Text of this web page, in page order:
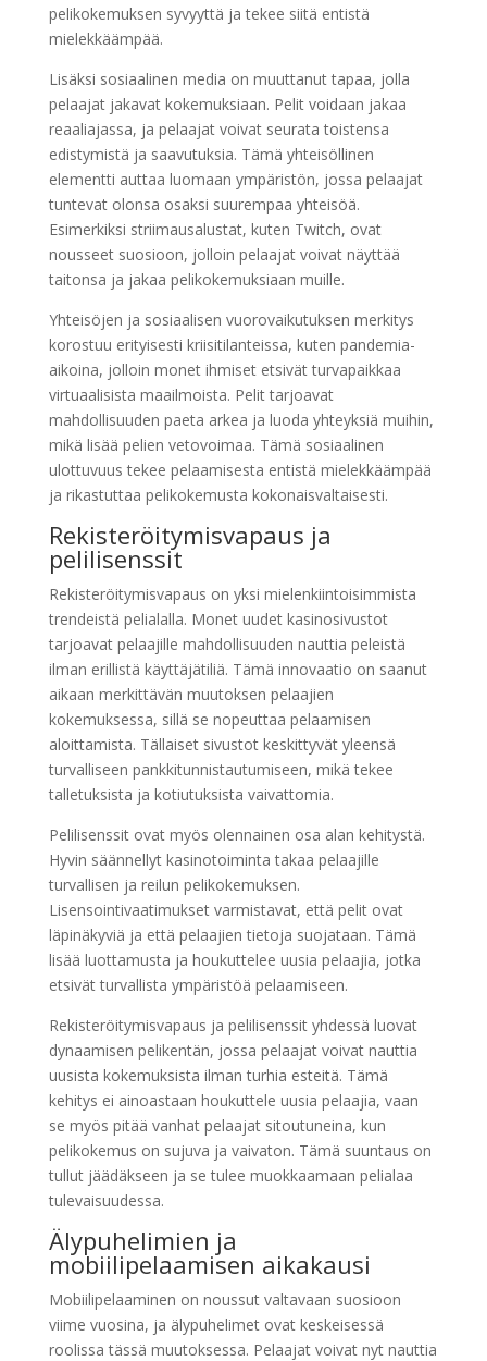
pelikokemuksen syvyyttä ja tekee siitä entistä
mielekkäämpää.
Lisäksi sosiaalinen media on muuttanut tapaa, jolla
pelaajat jakavat kokemuksiaan. Pelit voidaan jakaa
reaaliajassa, ja pelaajat voivat seurata toistensa
edistymistä ja saavutuksia. Tämä yhteisöllinen
elementti auttaa luomaan ympäristön, jossa pelaajat
tuntevat olonsa osaksi suurempaa yhteisöä.
Esimerkiksi striimausalustat, kuten Twitch, ovat
nousseet suosioon, jolloin pelaajat voivat näyttää
taitonsa ja jakaa pelikokemuksiaan muille.
Yhteisöjen ja sosiaalisen vuorovaikutuksen merkitys
korostuu erityisesti kriisitilanteissa, kuten pandemia-
aikoina, jolloin monet ihmiset etsivät turvapaikkaa
virtuaalisista maailmoista. Pelit tarjoavat
mahdollisuuden paeta arkea ja luoda yhteyksiä muihin,
mikä lisää pelien vetovoimaa. Tämä sosiaalinen
ulottuvuus tekee pelaamisesta entistä mielekkäämpää
ja rikastuttaa pelikokemusta kokonaisvaltaisesti.
Rekisteröitymisvapaus ja
pelilisenssit
Rekisteröitymisvapaus on yksi mielenkiintoisimmista
trendeistä pelialalla. Monet uudet kasinosivustot
tarjoavat pelaajille mahdollisuuden nauttia peleistä
ilman erillistä käyttäjätiliä. Tämä innovaatio on saanut
aikaan merkittävän muutoksen pelaajien
kokemuksessa, sillä se nopeuttaa pelaamisen
aloittamista. Tällaiset sivustot keskittyvät yleensä
turvalliseen pankkitunnistautumiseen, mikä tekee
talletuksista ja kotiutuksista vaivattomia.
Pelilisenssit ovat myös olennainen osa alan kehitystä.
Hyvin säännellyt kasinotoiminta takaa pelaajille
turvallisen ja reilun pelikokemuksen.
Lisensointivaatimukset varmistavat, että pelit ovat
läpinäkyviä ja että pelaajien tietoja suojataan. Tämä
lisää luottamusta ja houkuttelee uusia pelaajia, jotka
etsivät turvallista ympäristöä pelaamiseen.
Rekisteröitymisvapaus ja pelilisenssit yhdessä luovat
dynaamisen pelikentän, jossa pelaajat voivat nauttia
uusista kokemuksista ilman turhia esteitä. Tämä
kehitys ei ainoastaan houkuttele uusia pelaajia, vaan
se myös pitää vanhat pelaajat sitoutuneina, kun
pelikokemus on sujuva ja vaivaton. Tämä suuntaus on
tullut jäädäkseen ja se tulee muokkaamaan pelialaa
tulevaisuudessa.
Älypuhelimien ja
mobiilipelaamisen aikakausi
Mobiilipelaaminen on noussut valtavaan suosioon
viime vuosina, ja älypuhelimet ovat keskeisessä
roolissa tässä muutoksessa. Pelaajat voivat nyt nauttia